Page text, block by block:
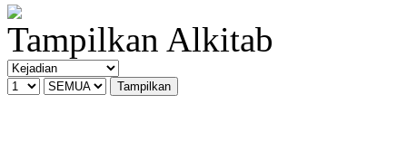
Tampilkan Alkitab